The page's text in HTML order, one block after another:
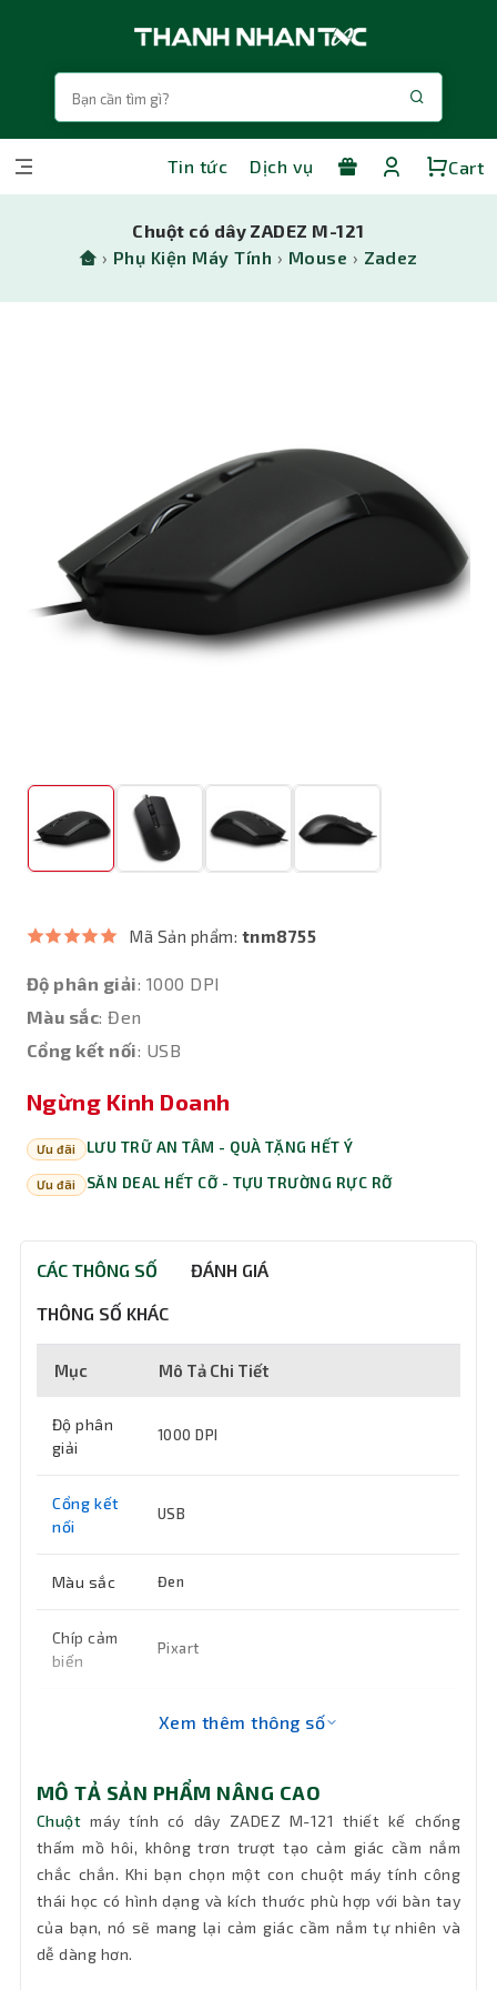
Tin tức Dịch vụ Cart
Chuột có dây ZADEZ M-121
› Phụ Kiện Máy Tính › Mouse › Zadez
Mã Sản phẩm: tnm8755
Độ phân giải: 1000 DPI
Màu sắc: Đen
Cổng kết nối: USB
Ngừng Kinh Doanh
Ưu đãi LƯU TRỮ AN TÂM - QUÀ TẶNG HẾT Ý
Ưu đãi SĂN DEAL HẾT CỠ - TỰU TRƯỜNG RỰC RỠ
CÁC THÔNG SỐ ĐÁNH GIÁ
THÔNG SỐ KHÁC
Mục Mô Tả Chi Tiết
Độ phân
giải
1000 DPI
Cổng kết
nối
USB
Màu sắc Đen
Chíp cảm
biến
Pixart
110 x 65 x 40 mm
Khối
lượng
80 gms
Bảo hành 12 tháng
Xem thêm thông số
MÔ TẢ SẢN PHẨM NÂNG CAO
Chuột máy tính có dây ZADEZ M-121 thiết kế chống
thấm mồ hôi, không trơn trượt tạo cảm giác cầm nắm
chắc chắn. Khi bạn chọn một con chuột máy tính công
thái học có hình dạng và kích thước phù hợp với bàn tay
của bạn, nó sẽ mang lại cảm giác cầm nắm tự nhiên và
dễ dàng hơn.